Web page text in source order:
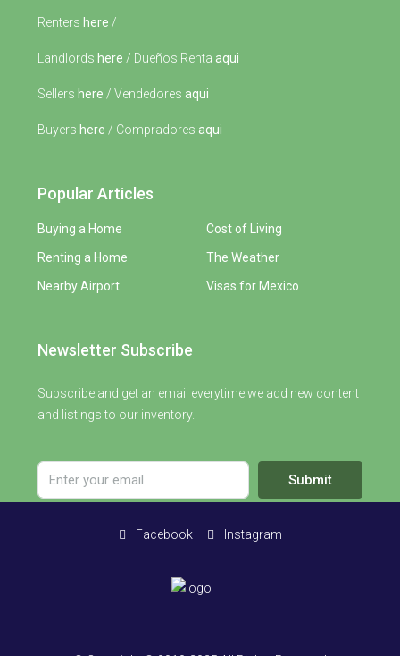
Renters here /
Landlords here / Dueños Renta aqui
Sellers here / Vendedores aqui
Buyers here / Compradores aqui
Popular Articles
Buying a Home
Renting a Home
Nearby Airport
Cost of Living
The Weather
Visas for Mexico
Newsletter Subscribe
Subscribe and get an email everytime we add new content
and listings to our inventory.
Submit
Facebook Instagram